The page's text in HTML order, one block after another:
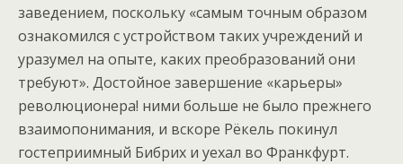
заведением, поскольку «самым точным образом
ознакомился с устройством таких учреждений и
уразумел на опыте, каких преобразований они
требуют». Достойное завершение «карьеры»
революционера! ними больше не было прежнего
взаимопонимания, и вскоре Рёкель покинул
гостеприимный Бибрих и уехал во Франкфурт.